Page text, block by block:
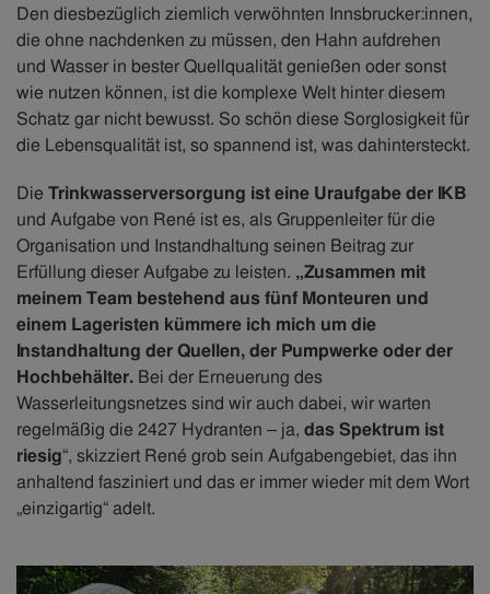
Den diesbezüglich ziemlich verwöhnten Innsbrucker:innen,
die ohne nachdenken zu müssen, den Hahn aufdrehen
und Wasser in bester Quellqualität genießen oder sonst
wie nutzen können, ist die komplexe Welt hinter diesem
Schatz gar nicht bewusst. So schön diese Sorglosigkeit für
die Lebensqualität ist, so spannend ist, was dahintersteckt.
Die Trinkwasserversorgung ist eine Uraufgabe der IKB
und Aufgabe von René ist es, als Gruppenleiter für die
Organisation und Instandhaltung seinen Beitrag zur
Erfüllung dieser Aufgabe zu leisten. „Zusammen mit
meinem Team bestehend aus fünf Monteuren und
einem Lageristen kümmere ich mich um die
Instandhaltung der Quellen, der Pumpwerke oder der
Hochbehälter. Bei der Erneuerung des
Wasserleitungsnetzes sind wir auch dabei, wir warten
regelmäßig die 2427 Hydranten – ja, das Spektrum ist
riesig“, skizziert René grob sein Aufgabengebiet, das ihn
anhaltend fasziniert und das er immer wieder mit dem Wort
„einzigartig“ adelt.